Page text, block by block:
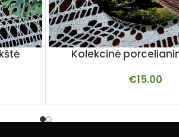
Kolekcinė
€15.00